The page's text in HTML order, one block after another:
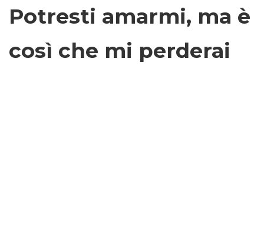
Potresti amarmi, ma è
così che mi perderai